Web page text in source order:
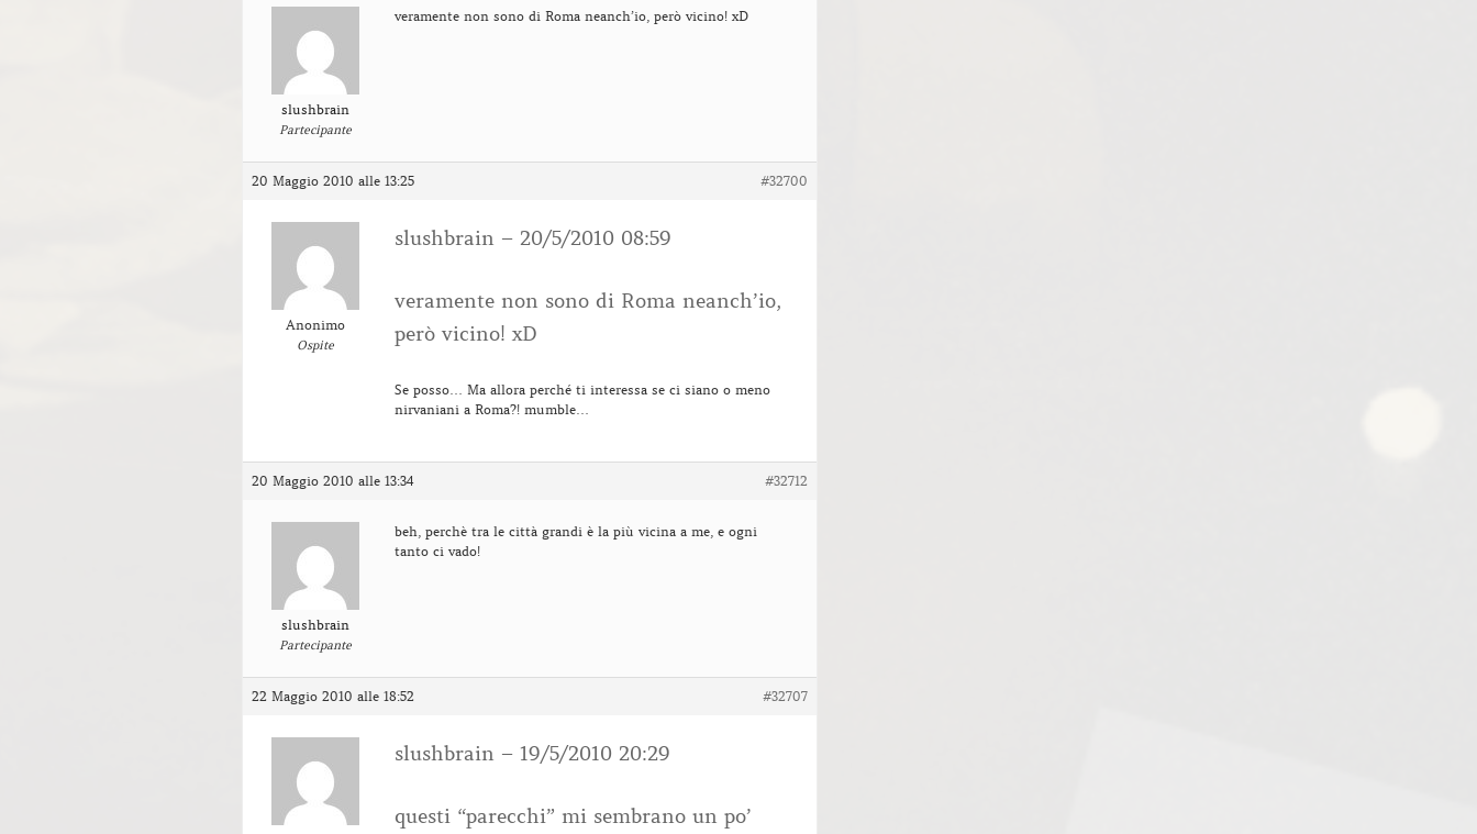
slushbrain
Partecipante
veramente non sono di Roma neanch’io, però vicino! xD
20 Maggio 2010 alle 13:25 #32700
Anonimo
Ospite
slushbrain – 20/5/2010 08:59
veramente non sono di Roma neanch’io,
però vicino! xD
Se posso… Ma allora perché ti interessa se ci siano o meno
nirvaniani a Roma?! mumble…
20 Maggio 2010 alle 13:34 #32712
slushbrain
Partecipante
beh, perchè tra le città grandi è la più vicina a me, e ogni
tanto ci vado!
22 Maggio 2010 alle 18:52 #32707
slushbrain – 19/5/2010 20:29
questi “parecchi” mi sembrano un po’